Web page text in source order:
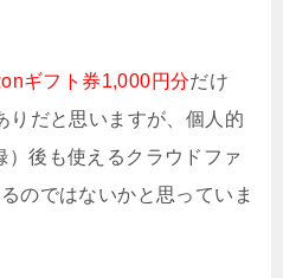
ギフト券1,000円分だけ
りだと思いますが、個人的
）後も使えるクラウドファ
のではないかと思っていま